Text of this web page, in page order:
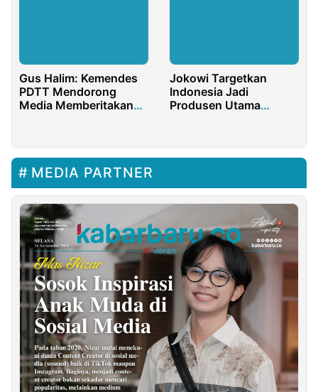
Gus Halim: Kemendes
PDTT Mendorong
Media Memberitakan
Jokowi Targetkan
Indonesia Jadi
Produsen Utama
MEDIA PARTNER